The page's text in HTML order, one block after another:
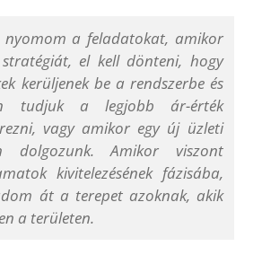
a feladatokat, amikor
el kell dönteni, hogy
kerüljenek be a rendszerbe és
tudjuk a legjobb ár-érték
vagy amikor egy új üzleti
dolgozunk. Amikor viszont
kivitelezésének fázisába,
át a terepet azoknak, akik
a területen.